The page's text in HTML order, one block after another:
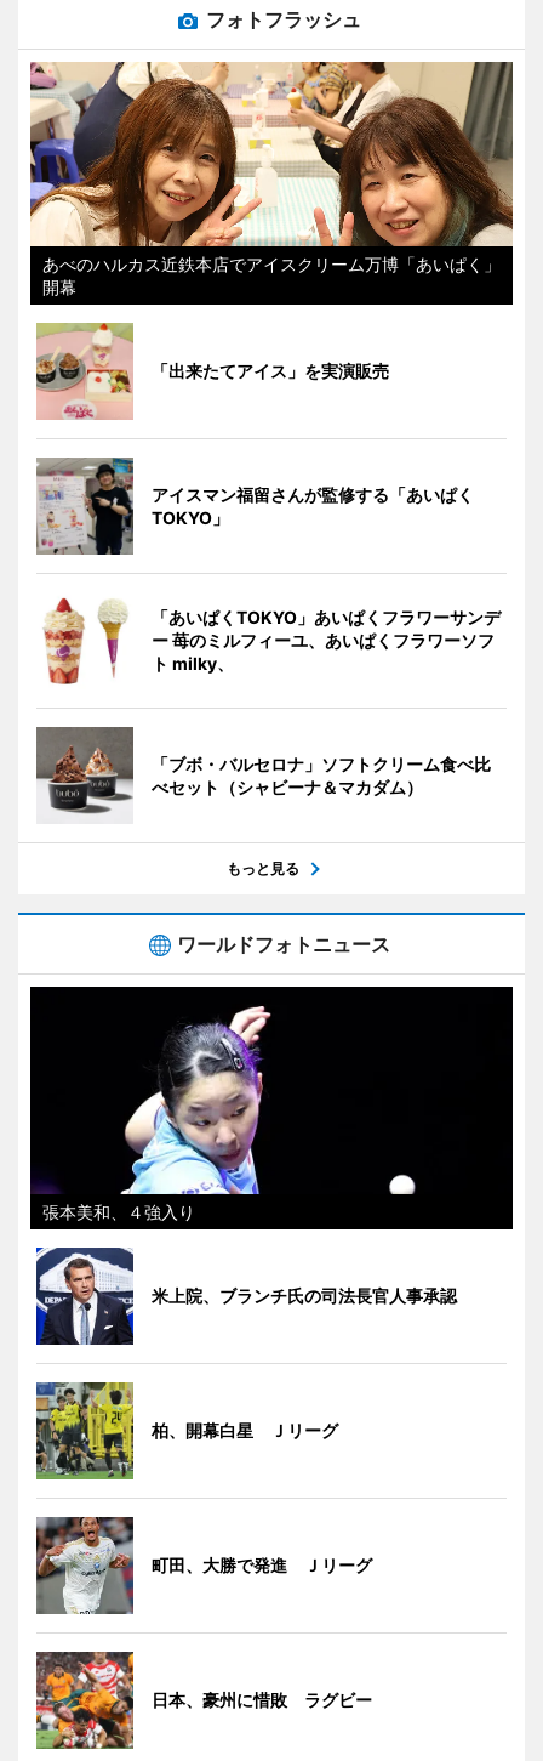
フォトフラッシュ
あべのハルカス近鉄本店でアイスクリーム万博「あいぱく」
開幕
「出来たてアイス」を実演販売
アイスマン福留さんが監修する「あいぱく
TOKYO」
「あいぱくTOKYO」あいぱくフラワーサンデ
ー 苺のミルフィーユ、あいぱくフラワーソフ
ト milky、
「ブボ・バルセロナ」ソフトクリーム食べ比
べセット（シャビーナ＆マカダム）
もっと見る
ワールドフォトニュース
張本美和、４強入り
米上院、ブランチ氏の司法長官人事承認
柏、開幕白星 Ｊリーグ
町田、大勝で発進 Ｊリーグ
日本、豪州に惜敗 ラグビー